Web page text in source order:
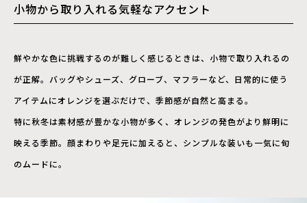
小物から取り入れる気軽なアクセント
鮮やかな色に挑戦するのが難しく感じるときは、小物で取り入れるの
が正解。バッグやシューズ、グローブ、マフラーなど、日常的に使う
アイテムにオレンジを選ぶだけで、季節感が自然と高まる。
特に秋冬は素材感が豊かな小物が多く、オレンジの発色がより鮮明に
映える季節。顔まわりや足元に加えると、シンプルな装いも一気に旬
のムードに。